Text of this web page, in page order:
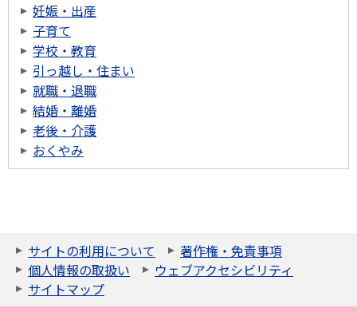
妊娠・出産
子育て
学校・教育
引っ越し・住まい
就職・退職
結婚・離婚
老後・介護
おくやみ
サイトの利用について
著作権・免責事項
個人情報の取扱い
ウェブアクセシビリティ
サイトマップ